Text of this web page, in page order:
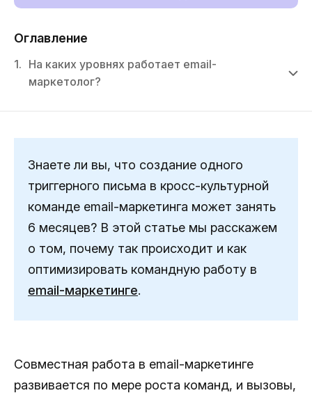
Оглавление
1. На каких уровнях работает email-
маркетолог?
Знаете ли вы, что создание одного
триггерного письма в кросс-культурной
команде email-маркетинга может занять
6 месяцев? В этой статье мы расскажем
о том, почему так происходит и как
оптимизировать командную работу в
email-маркетинге.
Совместная работа в email-маркетинге
развивается по мере роста команд, и вызовы,